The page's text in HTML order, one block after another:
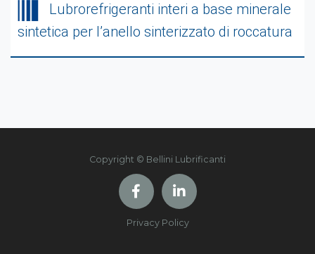
Lubrorefrigeranti interi a base minerale
sintetica per l’anello sinterizzato di roccatura
Copyright © Bellini Lubrificanti
Privacy Policy